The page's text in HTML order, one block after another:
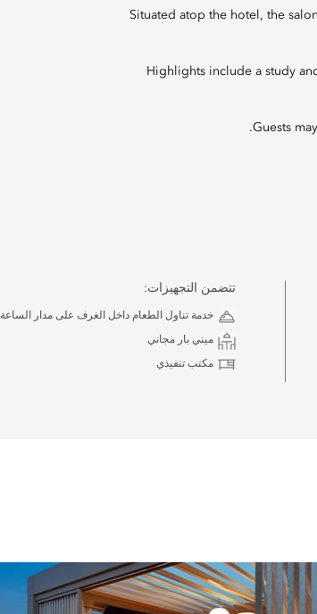
Situated atop the hotel, the
Highlights include a study
Guests
تتضمن التجهيزات:
خدمة تناول الطعام داخل الغرف على مدار الساعة
ميني بار مجاني
مكتب تنفيذي